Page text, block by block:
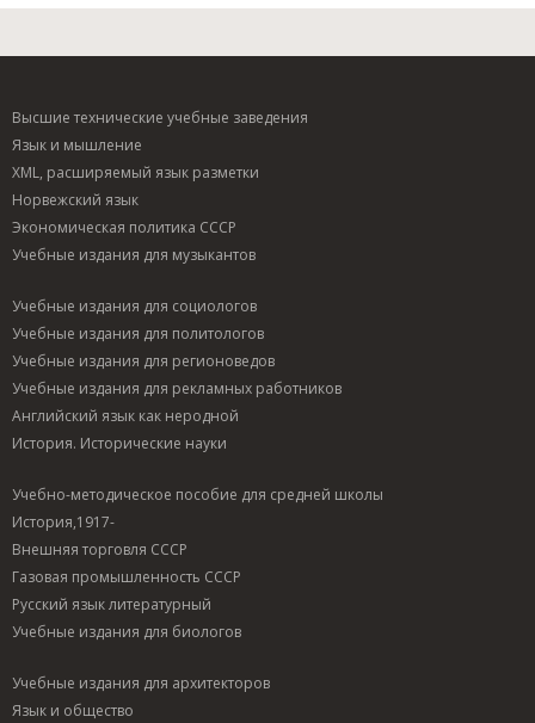
Высшие технические учебные заведения
Язык и мышление
XML, расширяемый язык разметки
Норвежский язык
Экономическая политика СССР
Учебные издания для музыкантов
Учебные издания для социологов
Учебные издания для политологов
Учебные издания для регионоведов
Учебные издания для рекламных работников
Английский язык как неродной
История. Исторические науки
Учебно-методическое пособие для средней школы
История,1917-
Внешняя торговля СССР
Газовая промышленность СССР
Русский язык литературный
Учебные издания для биологов
Учебные издания для архитекторов
Язык и общество